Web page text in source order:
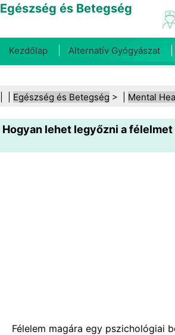
Egészség és Betegség
Kezdőlap Alternatív Gyógyászat
Fogegészség Diéta És Táplálkozás
Egészség Egészségügyi Ágazat
Közegészségügy És Biztonság
Egészség és Betegség > | Mental
Hogyan lehet legyőzni a
Félelem magára egy pszichológiai